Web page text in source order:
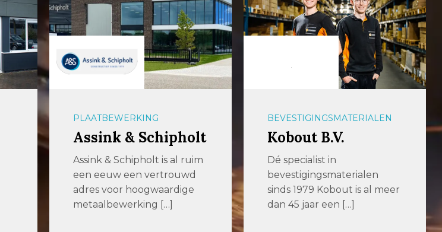
PLAATBEWERKING
Assink & Schipholt
Assink & Schipholt is al ruim
een eeuw een vertrouwd
adres voor hoogwaardige
metaalbewerking […]
BEVESTIGINGSMATERIALEN
Kobout B.V.
Dé specialist in
bevestigingsmaterialen
sinds 1979 Kobout is al meer
dan 45 jaar een […]